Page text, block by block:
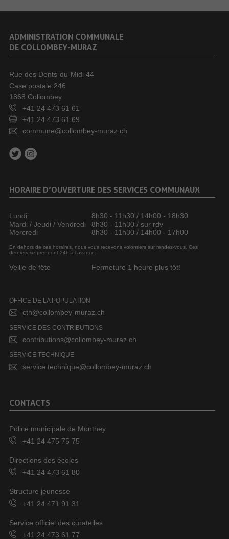
ADMINISTRATION COMMUNALE
DE COLLOMBEY-MURAZ
Rue des Dents-du-Midi 44
Case postale 246
1868 Collombey
+41 24 473 61 61
+41 24 473 61 69
commune@collombey-muraz.ch
HORAIRE D’OUVERTURE DES SERVICES COMMUNAUX
Lundi
8h30 - 11h30 / 14h00 - 18h30
Mardi / Jeudi / Vendredi
8h30 - 11h30 / sur rdv
Mercredi
8h30 - 11h30 / 14h00 - 17h00
En dehors de ces horaires, nous vous recevons volontiers sur rendez-vous. Ces
derniers se prennent 24h à l’avance.
Veille de fête Fermeture 1 heure plus tôt!
OFFICE DE LA POPULATION
cth@collombey-muraz.ch
SERVICE DES CONTRIBUTIONS
contributions@collombey-muraz.ch
SERVICE TECHNIQUE
service.technique@collombey-muraz.ch
CONTACTS
Police municipale de Monthey
+41 24 475 75 75
Directions des écoles
+41 24 473 61 80
Structure jeunesse
+41 24 471 91 31
Service officiel des curatelles
+41 24 473 61 77